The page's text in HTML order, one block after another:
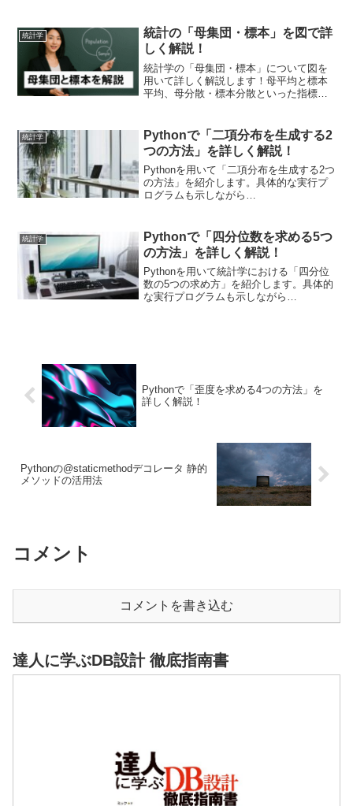
ルでデータ生成する方法を紹介します。
scipyとnumpyの使い分けを具体的に紹介
します。
統計学
統計の「母集団・標本」を図で詳
しく解説！
統計学の「母集団・標本」について図を
用いて詳しく解説します！母平均と標本
平均、母分散・標本分散といった指標を
(標本)から母集団の性質を理解していくの
は統計の基礎となります。
統計学
Pythonで「二項分布を生成する2
つの方法」を詳しく解説！
Pythonを用いて「二項分布を生成する2つ
の方法」を紹介します。具体的な実行プ
ログラムも示しながら
ールでデータ生成する方法を紹介しま
す。scipyとnumpyの使い分けを具体的に
紹介します。
統計学
Pythonで「四分位数を求める5つ
の方法」を詳しく解説！
Pythonを用いて統計学における「四分位
数の5つの求め方」を紹介します。具体的
な実行プログラムも示しながら
紹介します。
Pythonで「歪度を求める4つの方法」を
詳しく解説！
Pythonの@staticmethodデコレータ 静的
メソッドの活用法
コメント
コメントを書き込む
達人に学ぶDB設計 徹底指南書